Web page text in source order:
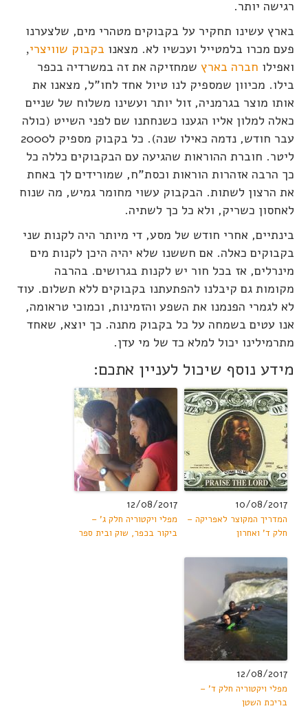
רגישה יותר.
בארץ עשינו תחקיר על בקבוקים מטהרי מים, שלצערנו
פעם מכרו בלמטייל ועכשיו לא. מצאנו בקבוק שוויצרי,
ואפילו חברה בארץ שמחזיקה את זה במשרדיה בכפר
בילו. מכיוון שמספיק לנו טיול אחד לחו"ל, מצאנו את
אותו מוצר בגרמניה, זול יותר ועשינו משלוח של שניים
כאלה למלון אליו הגענו כשנחתנו שם לפני השייט (כולה
עבר חודש, נדמה כאילו שנה). כל בקבוק מספיק ל2000
ליטר. חוברת ההוראות שהגיעה עם הבקבוקים כללה כל
כך הרבה אזהרות הוראות וכסת"ח, שמורידים לך באחת
את הרצון לשתות. הבקבוק עשוי מחומר גמיש, מה שנוח
לאחסון כשריק, ולא כל כך לשתיה.
בינתיים, אחרי חודש של מסע, די מיותר היה לקנות שני
בקבוקים כאלה. אם חששנו שלא יהיה היכן לקנות מים
מינרלים, אז בכל חור יש לקנות בגרושים. בהרבה
מקומות גם קיבלנו להפתעתנו בקבוקים ללא תשלום. עוד
לא לגמרי הפנמנו את השפע והזמינות, וכמוכי טראומה,
אנו עטים בשמחה על כל בקבוק מתנה. כך יוצא, שאחד
מתרמילינו יכול למלא כד של מי עדן.
מידע נוסף שיכול לעניין אתכם:
10/08/2017
המדריך המקוצר לאפריקה –
חלק ד' ואחרון
12/08/2017
מפלי ויקטוריה חלק ג' –
ביקור בכפר, שוק ובית ספר
12/08/2017
מפלי ויקטוריה חלק ד' –
בריכת השטן